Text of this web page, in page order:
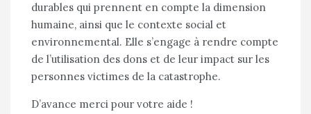
durables qui prennent en compte la dimension
humaine, ainsi que le contexte social et
environnemental. Elle s’engage à rendre compte
de l’utilisation des dons et de leur impact sur les
personnes victimes de la catastrophe.
D’avance merci pour votre aide !